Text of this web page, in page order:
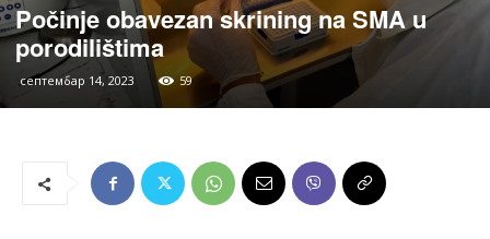
Počinje obavezan skrining na SMA u
porodilištima
септембар 14, 2023 59